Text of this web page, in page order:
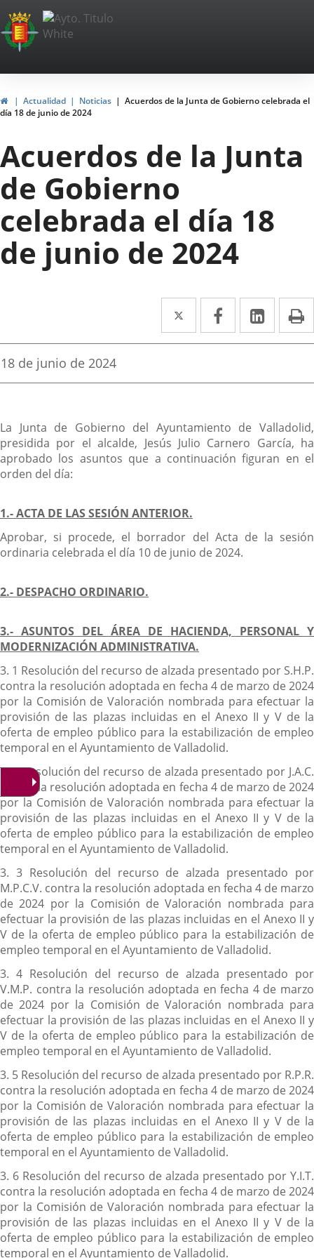
Saltar al contenido
Portal
Web
del
Ayuntamiento
de
Valladolid
InicioActualidad Noticias
Acuerdos de la Junta de Gobierno celebrada el
día 18 de junio de 2024
Acuerdos de la Junta
de Gobierno
celebrada el día 18
de junio de 2024
Twitter
Enlace
a
aplicación
Facebook
Enlace
a
aplicación
Enlace
a
Fecha
la
18 de junio de 2024
Descripción
La Junta de Gobierno del Ayuntamiento de Valladolid,
presidida por el alcalde, Jesús Julio Carnero García, ha
aprobado los asuntos que a continuación figuran en el
orden del día:
1.- ACTA DE LAS SESIÓN ANTERIOR.
Aprobar, si procede, el borrador del Acta de la sesión
ordinaria celebrada el día 10 de junio de 2024.
2.- DESPACHO ORDINARIO.
3.- ASUNTOS DEL ÁREA DE HACIENDA, PERSONAL Y
MODERNIZACIÓN ADMINISTRATIVA.
3. 1 Resolución del recurso de alzada presentado por S.H.P.
contra la resolución adoptada en fecha 4 de marzo de 2024
por la Comisión de Valoración nombrada para efectuar la
provisión de las plazas incluidas en el Anexo II y V de la
oferta de empleo público para la estabilización de empleo
temporal en el Ayuntamiento de Valladolid.
3. 2 Resolución del recurso de alzada presentado por J.A.C.
contra la resolución adoptada en fecha 4 de marzo de 2024
por la Comisión de Valoración nombrada para efectuar la
provisión de las plazas incluidas en el Anexo II y V de la
oferta de empleo público para la estabilización de empleo
temporal en el Ayuntamiento de Valladolid.
3. 3 Resolución del recurso de alzada presentado por
M.P.C.V. contra la resolución adoptada en fecha 4 de marzo
de 2024 por la Comisión de Valoración nombrada para
efectuar la provisión de las plazas incluidas en el Anexo II y
V de la oferta de empleo público para la estabilización de
empleo temporal en el Ayuntamiento de Valladolid.
3. 4 Resolución del recurso de alzada presentado por
V.M.P. contra la resolución adoptada en fecha 4 de marzo
de 2024 por la Comisión de Valoración nombrada para
efectuar la provisión de las plazas incluidas en el Anexo II y
V de la oferta de empleo público para la estabilización de
empleo temporal en el Ayuntamiento de Valladolid.
3. 5 Resolución del recurso de alzada presentado por R.P.R.
contra la resolución adoptada en fecha 4 de marzo de 2024
por la Comisión de Valoración nombrada para efectuar la
provisión de las plazas incluidas en el Anexo II y V de la
oferta de empleo público para la estabilización de empleo
temporal en el Ayuntamiento de Valladolid.
3. 6 Resolución del recurso de alzada presentado por Y.I.T.
contra la resolución adoptada en fecha 4 de marzo de 2024
por la Comisión de Valoración nombrada para efectuar la
provisión de las plazas incluidas en el Anexo II y V de la
oferta de empleo público para la estabilización de empleo
temporal en el Ayuntamiento de Valladolid.